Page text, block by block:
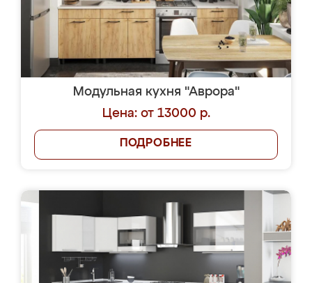
Модульная кухня "Аврора"
Цена: от 13000 р.
ПОДРОБНЕЕ